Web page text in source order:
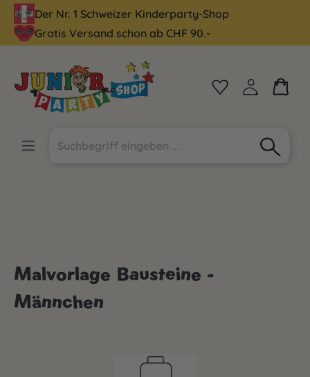
springen
Der Nr. 1 Schweizer Kinderparty-Shop
Gratis Versand schon ab CHF 90.-
Malvorlage Bausteine -
Männchen